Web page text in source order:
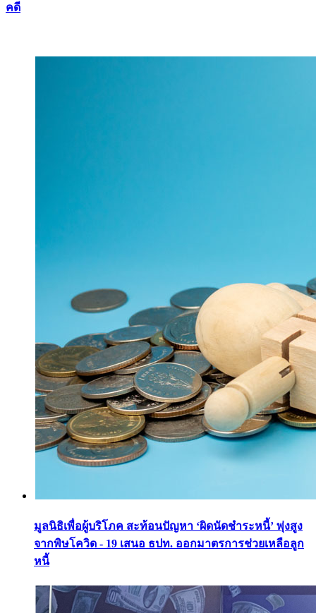
คดี
มูลนิธิเพื่อผู้บริโภค สะท้อนปัญหา ‘ผิดนัดชำระหนี้’ พุ่งสูง
จากพิษโควิด - 19 เสนอ ธปท. ออกมาตรการช่วยเหลือลูก
หนี้